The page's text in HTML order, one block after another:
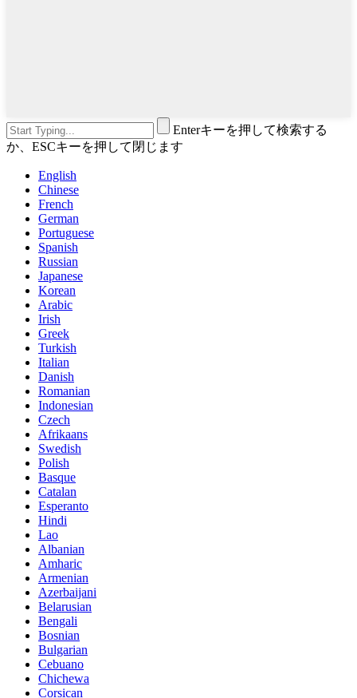
Enterキーを押して検索する
か、ESCキーを押して閉じます
English
Chinese
French
German
Portuguese
Spanish
Russian
Japanese
Korean
Arabic
Irish
Greek
Turkish
Italian
Danish
Romanian
Indonesian
Czech
Afrikaans
Swedish
Polish
Basque
Catalan
Esperanto
Hindi
Lao
Albanian
Amharic
Armenian
Azerbaijani
Belarusian
Bengali
Bosnian
Bulgarian
Cebuano
Chichewa
Corsican